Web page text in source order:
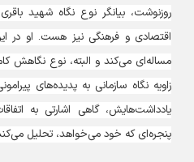
روزنوشت، بیانگر نوع نگاه شهید
اقتصادی و فرهنگی نیز هست. او در این
مساله‌ای می‌کند و البته، نوع نگاهش
زاویه نگاه سازمانی به پدیده‌های
یادداشت‌هایش، گاهی اشارتی به
پنجره‌ای که خود می‌خواهد، تحلیل می‌کند.